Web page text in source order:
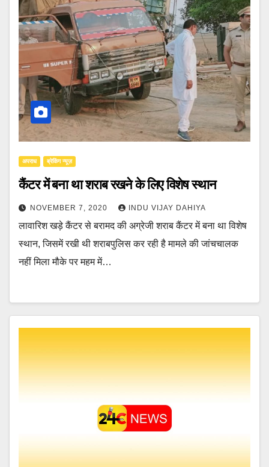
अपराध ब्रेकिंग न्यूज़
कैंटर में बना था शराब रखने के लिए विशेष स्थान
NOVEMBER 7, 2020 INDU VIJAY DAHIYA
लावारिश खड़े कैंटर से बरामद की अग्रेजी शराब कैंटर में बना था विशेष
स्थान, जिसमें रखी थी शराबपुलिस कर रही है मामले की जांचचालक
नहीं मिला मौके पर महम में…